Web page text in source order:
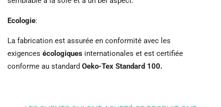
Ecologie:
La fabrication est assurée en conformité avec les
exigences écologiques internationales et est certifiée
conforme au standard Oeko-Tex Standard 100.